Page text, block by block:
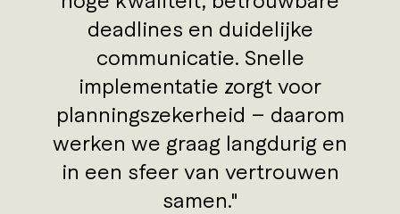
deadlines en duidelijke
communicatie. Snelle
implementatie zorgt voor
planningszekerheid – daarom
werken we graag langdurig en
in een sfeer van vertrouwen
samen.